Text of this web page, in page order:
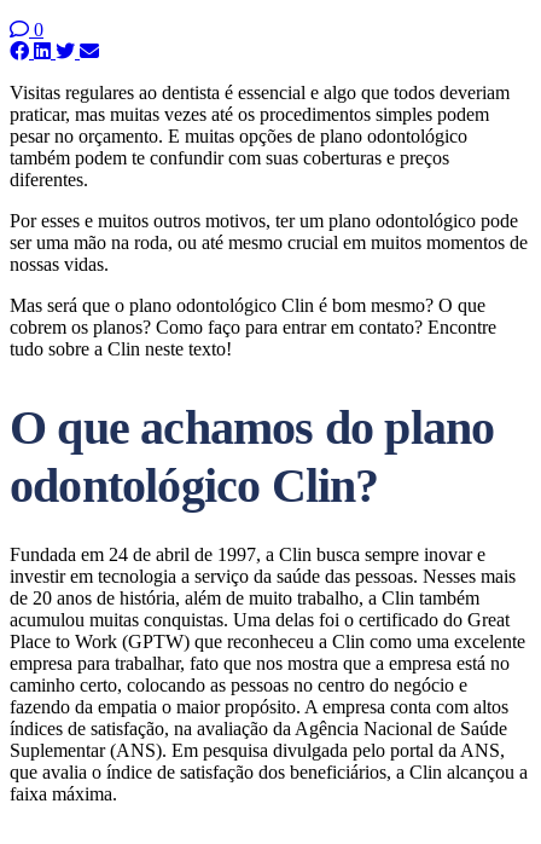
0
Visitas regulares ao dentista é essencial e algo que todos deveriam
praticar, mas muitas vezes até os procedimentos simples podem
pesar no orçamento. E muitas opções de plano odontológico
também podem te confundir com suas coberturas e preços
diferentes.
Por esses e muitos outros motivos, ter um plano odontológico pode
ser uma mão na roda, ou até mesmo crucial em muitos momentos de
nossas vidas.
Mas será que o plano odontológico Clin é bom mesmo? O que
cobrem os planos? Como faço para entrar em contato? Encontre
tudo sobre a Clin neste texto!
O que achamos do plano
odontológico Clin?
Fundada em 24 de abril de 1997, a Clin busca sempre inovar e
investir em tecnologia a serviço da saúde das pessoas. Nesses mais
de 20 anos de história, além de muito trabalho, a Clin também
acumulou muitas conquistas. Uma delas foi o certificado do Great
Place to Work (GPTW) que reconheceu a Clin como uma excelente
empresa para trabalhar, fato que nos mostra que a empresa está no
caminho certo, colocando as pessoas no centro do negócio e
fazendo da empatia o maior propósito. A empresa conta com altos
índices de satisfação, na avaliação da Agência Nacional de Saúde
Suplementar (ANS). Em pesquisa divulgada pelo portal da ANS,
que avalia o índice de satisfação dos beneficiários, a Clin alcançou a
faixa máxima.